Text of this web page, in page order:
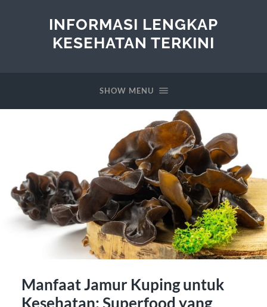
INFORMASI LENGKAP
KESEHATAN TERKINI
SHOW MENU
Manfaat Jamur Kuping untuk
Kesehatan: Superfood yang